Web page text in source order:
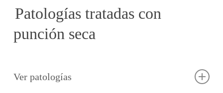
· Tendinopatías crónicas
· Recuperación postquirúrgica
· Prolapso pélvico
· Dolor pélvico crónico
· Recuperación postparto
Patologías tratadas con
punción seca
Ver patologías